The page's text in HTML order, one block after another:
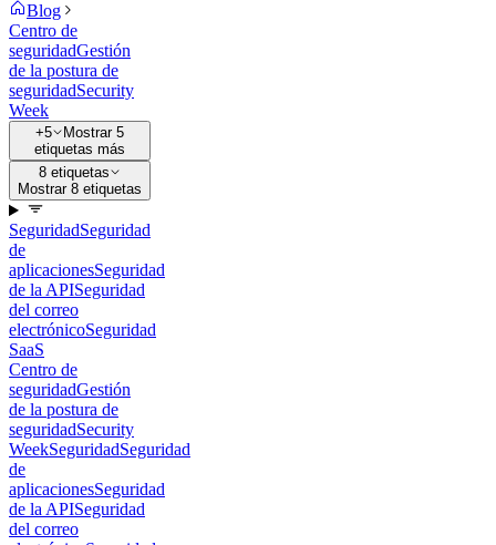
Blog
Centro de
seguridadGestión
de la postura de
seguridadSecurity
Week
+5
Mostrar 5
etiquetas más
8 etiquetas
Mostrar 8 etiquetas
SeguridadSeguridad
de
aplicacionesSeguridad
de la APISeguridad
del correo
electrónicoSeguridad
SaaS
Centro de
seguridadGestión
de la postura de
seguridadSecurity
WeekSeguridadSeguridad
de
aplicacionesSeguridad
de la APISeguridad
del correo